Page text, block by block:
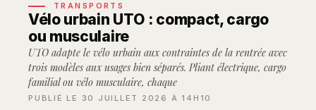
TRANSPORTS
Vélo urbain UTO : compact, cargo
ou musculaire
UTO adapte le vélo urbain aux contraintes de la rentrée avec
trois modèles aux usages bien séparés. Pliant électrique, cargo
familial ou vélo musculaire, chaque
PUBLIÉ LE 30 JUILLET 2026 À 14H10